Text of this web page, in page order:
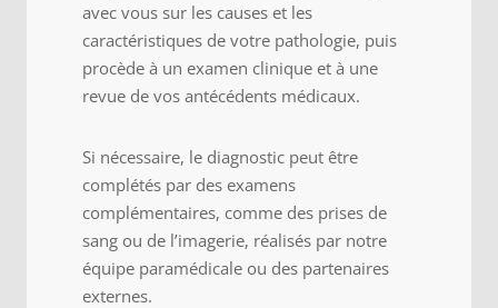
avec vous sur les causes et les
caractéristiques de votre pathologie, puis
procède à un examen clinique et à une
revue de vos antécédents médicaux.
Si nécessaire, le diagnostic peut être
complétés par des examens
complémentaires, comme des prises de
sang ou de l’imagerie, réalisés par notre
équipe paramédicale ou des partenaires
externes.